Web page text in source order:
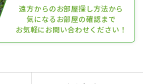
遠方からのお部屋探し方法から
気になるお部屋の確認まで
お気軽にお問い合わせください！